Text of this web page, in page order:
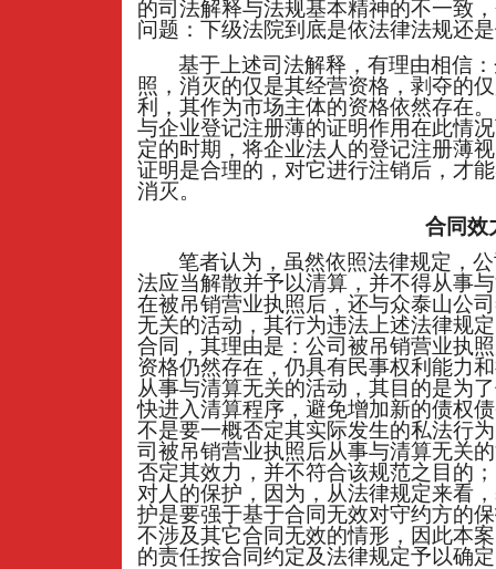
的司法解释与法规基本精神的不一致
问题：下级法院到底是依法律法规还
基于上述司法解释，有理由相信
照，消灭的仅是其经营资格，剥夺的
利，其作为市场主体的资格依然存在
与企业登记注册薄的证明作用在此情
定的时期，将企业法人的登记注册薄
证明是合理的，对它进行注销后，才
消灭。
合同效
笔者认为，虽然依照法律规定，
法应当解散并予以清算，并不得从事
在被吊销营业执照后，还与众泰山公
无关的活动，其行为违法上述法律规
合同，其理由是：公司被吊销营业执
资格仍然存在，仍具有民事权利能力
从事与清算无关的活动，其目的是为
快进入清算程序，避免增加新的债权
不是要一概否定其实际发生的私法行
司被吊销营业执照后从事与清算无关
否定其效力，并不符合该规范之目的
对人的保护，因为，从法律规定来看
护是要强于基于合同无效对守约方的
不涉及其它合同无效的情形，因此本
的责任按合同约定及法律规定予以确